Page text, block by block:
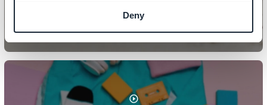
Deny